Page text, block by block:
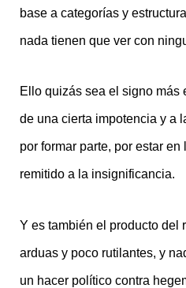
base a categorías y
nada tienen que ver con
Ello quizás sea el signo más
de una cierta impotencia y a
por formar parte, por estar
remitido a la insignificancia.
Y es también el producto del
arduas y poco rutilantes, y
un hacer político contra